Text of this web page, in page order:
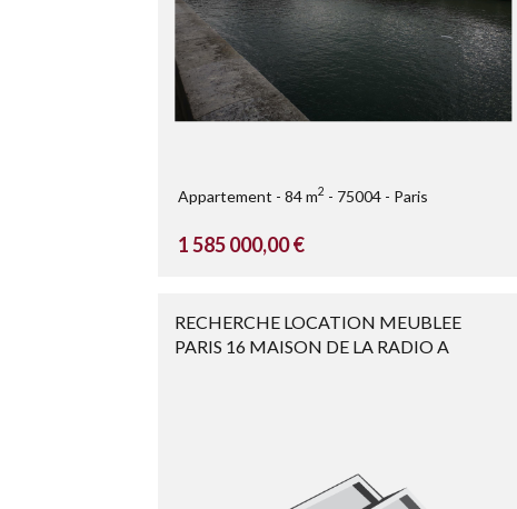
Appartement 84 m2 75004 Paris
1 585 000,00 €
RECHERCHE LOCATION MEUBLEE
PARIS 16 MAISON DE LA RADIO A